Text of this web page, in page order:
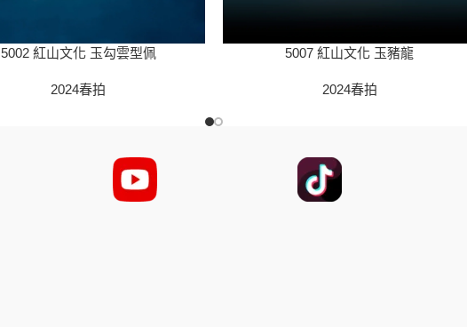
5002 紅山文化 玉勾雲型佩
2024春拍
5007 紅山文化 玉豬龍
2024春拍